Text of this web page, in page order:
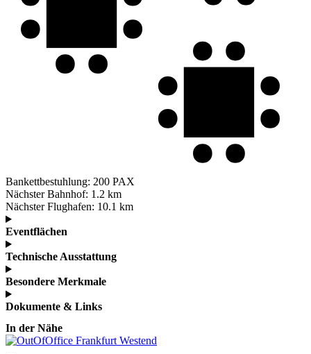
Bankettbestuhlung: 200 PAX
Nächster Bahnhof: 1.2 km
Nächster Flughafen: 10.1 km
Eventflächen
Technische Ausstattung
Besondere Merkmale
Dokumente & Links
In der Nähe